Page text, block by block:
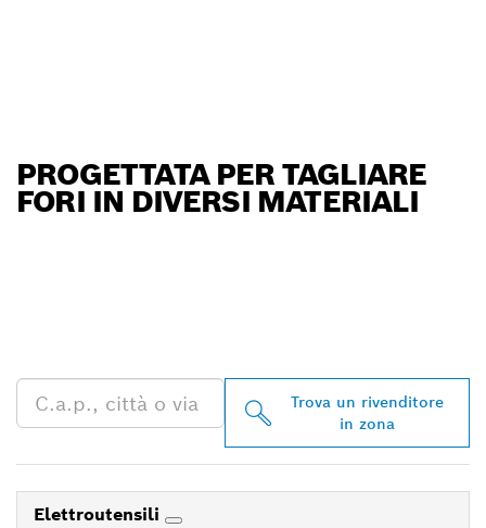
PROGETTATA PER TAGLIARE
FORI IN DIVERSI MATERIALI
Trova un rivenditore
in zona
Elettroutensili